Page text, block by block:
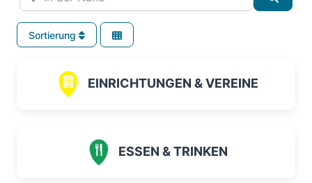
Sortierung
EINRICHTUNGEN & VEREINE
ESSEN & TRINKEN